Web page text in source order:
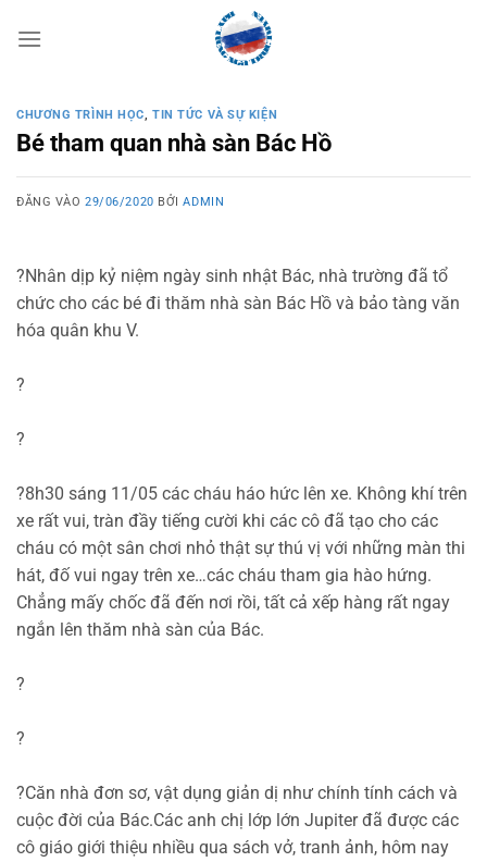
qua
CHƯƠNG TRÌNH HỌC,TIN TỨC VÀ SỰ KIỆN
Bé tham quan nhà sàn Bác Hồ
ĐĂNG VÀO29/06/2020 BỞIADMIN
?Nhân dịp kỷ niệm ngày sinh nhật Bác, nhà trường đã tổ
chức cho các bé đi thăm nhà sàn Bác Hồ và bảo tàng văn
hóa quân khu V.
?
?
?8h30 sáng 11/05 các cháu háo hức lên xe. Không khí trên
xe rất vui, tràn đầy tiếng cười khi các cô đã tạo cho các
cháu có một sân chơi nhỏ thật sự thú vị với những màn thi
hát, đố vui ngay trên xe…các cháu tham gia hào hứng.
Chẳng mấy chốc đã đến nơi rồi, tất cả xếp hàng rất ngay
ngắn lên thăm nhà sàn của Bác.
?
?
?Căn nhà đơn sơ, vật dụng giản dị như chính tính cách và
cuộc đời của Bác.Các anh chị lớp lớn Jupiter đã được các
cô giáo giới thiệu nhiều qua sách vở, tranh ảnh, hôm nay